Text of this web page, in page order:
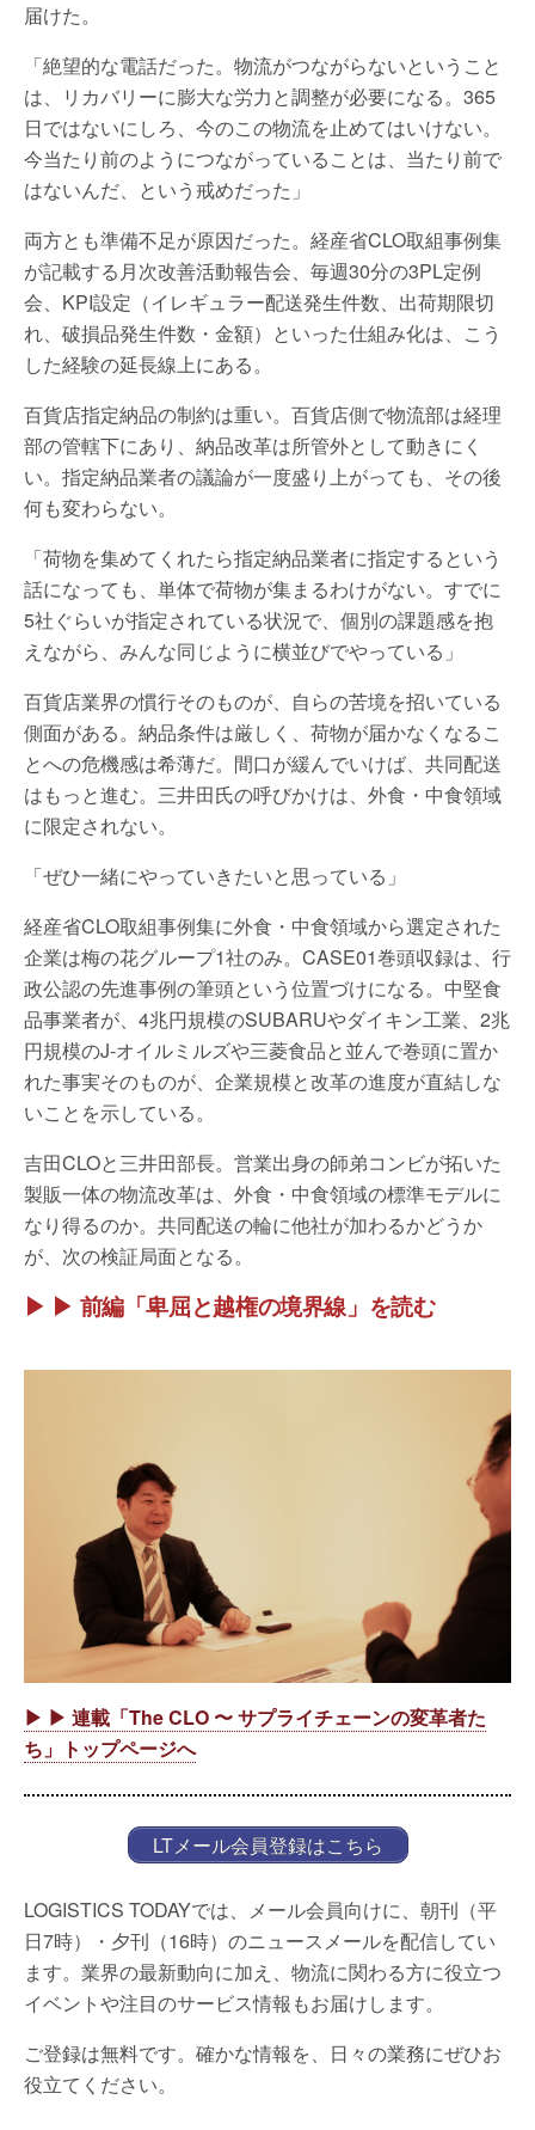
届けた。
「絶望的な電話だった。物流がつながらないということ
は、リカバリーに膨大な労力と調整が必要になる。365
日ではないにしろ、今のこの物流を止めてはいけない。
今当たり前のようにつながっていることは、当たり前で
はないんだ、という戒めだった」
両方とも準備不足が原因だった。経産省CLO取組事例集
が記載する月次改善活動報告会、毎週30分の3PL定例
会、KPI設定（イレギュラー配送発生件数、出荷期限切
れ、破損品発生件数・金額）といった仕組み化は、こう
した経験の延長線上にある。
百貨店指定納品の制約は重い。百貨店側で物流部は経理
部の管轄下にあり、納品改革は所管外として動きにく
い。指定納品業者の議論が一度盛り上がっても、その後
何も変わらない。
「荷物を集めてくれたら指定納品業者に指定するという
話になっても、単体で荷物が集まるわけがない。すでに
5社ぐらいが指定されている状況で、個別の課題感を抱
えながら、みんな同じように横並びでやっている」
百貨店業界の慣行そのものが、自らの苦境を招いている
側面がある。納品条件は厳しく、荷物が届かなくなるこ
とへの危機感は希薄だ。間口が緩んでいけば、共同配送
はもっと進む。三井田氏の呼びかけは、外食・中食領域
に限定されない。
「ぜひ一緒にやっていきたいと思っている」
経産省CLO取組事例集に外食・中食領域から選定された
企業は梅の花グループ1社のみ。CASE01巻頭収録は、行
政公認の先進事例の筆頭という位置づけになる。中堅食
品事業者が、4兆円規模のSUBARUやダイキン工業、2兆
円規模のJ-オイルミルズや三菱食品と並んで巻頭に置か
れた事実そのものが、企業規模と改革の進度が直結しな
いことを示している。
吉田CLOと三井田部長。営業出身の師弟コンビが拓いた
製販一体の物流改革は、外食・中食領域の標準モデルに
なり得るのか。共同配送の輪に他社が加わるかどうか
が、次の検証局面となる。
▶ ▶ 前編「卑屈と越権の境界線」を読む
▶ ▶ 連載「The CLO 〜 サプライチェーンの変革者た
ち」トップページへ
LTメール会員登録はこちら
LOGISTICS TODAYでは、メール会員向けに、朝刊（平
日7時）・夕刊（16時）のニュースメールを配信してい
ます。業界の最新動向に加え、物流に関わる方に役立つ
イベントや注目のサービス情報もお届けします。
ご登録は無料です。確かな情報を、日々の業務にぜひお
役立てください。